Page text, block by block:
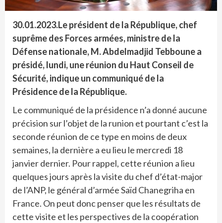
30.01.2023.Le président de la République, chef
suprême des Forces armées, ministre de la
Défense nationale, M. Abdelmadjid Tebboune a
présidé, lundi, une réunion du Haut Conseil de
Sécurité, indique un communiqué de la
Présidence de la République.
Le communiqué de la présidence n’a donné aucune
précision sur l’objet de la runion et pourtant c’est la
seconde réunion de ce type en moins de deux
semaines, la dernière a eu lieu le mercredi 18
janvier dernier. Pour rappel, cette réunion a lieu
quelques jours après la visite du chef d’état-major
de l’ANP, le général d’armée Saïd Chanegriha en
France. On peut donc penser que les résultats de
cette visite et les perspectives de la coopération